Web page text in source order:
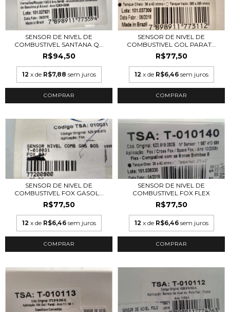
SENSOR DE NIVEL DE
COMBUSTIVEL SANTANA Q...
R$94,50
12 x de R$7,88 sem juros
SENSOR DE NIVEL DE
COMBUSTIVEL GOL PARAT...
R$77,50
12 x de R$6,46 sem juros
SENSOR DE NIVEL DE
COMBUSTIVEL FOX GASOL...
R$77,50
12 x de R$6,46 sem juros
SENSOR DE NIVEL DE
COMBUSTIVEL FOX FLEX
R$77,50
12 x de R$6,46 sem juros